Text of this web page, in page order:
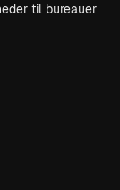
til bureauer